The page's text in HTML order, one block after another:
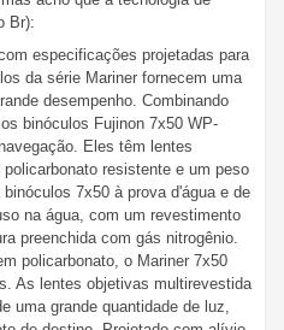
Br):
especificações projetadas para
da série Mariner fornecem uma
desempenho. Combinando
binóculos Fujinon 7x50 WP-
Eles têm lentes
resistente e um peso
7x50 à prova d'água e de
na água, com um revestimento
preenchida com gás nitrogênio.
policarbonato, o Mariner 7x50
As lentes objetivas multirevestida
uma grande quantidade de luz,